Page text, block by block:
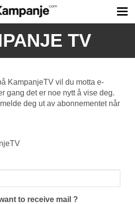
TV
KampanjeTV vil du motta e-
gang det er noe nytt å vise deg.
deg ut av abonnementet når
to receive mail ?